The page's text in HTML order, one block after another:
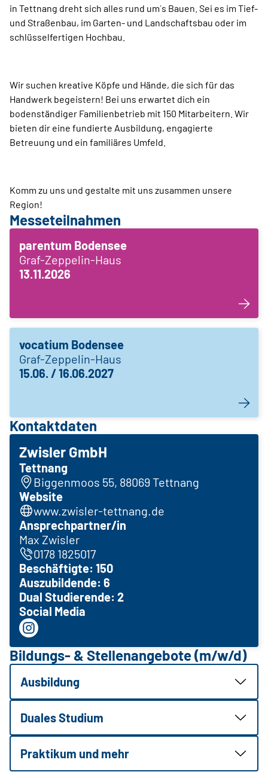
in Tettnang dreht sich alles rund um´s Bauen. Sei es im Tief-
und Straßenbau, im Garten- und Landschaftsbau oder im
schlüsselfertigen Hochbau.
Wir suchen kreative Köpfe und Hände, die sich für das
Handwerk begeistern! Bei uns erwartet dich ein
bodenständiger Familienbetrieb mit 150 Mitarbeitern. Wir
bieten dir eine fundierte Ausbildung, engagierte
Betreuung und ein familiäres Umfeld.
Komm zu uns und gestalte mit uns zusammen unsere
Region!
Messeteilnahmen
parentum Bodensee
Graf-Zeppelin-Haus
13.11.2026
vocatium Bodensee
Graf-Zeppelin-Haus
15.06. / 16.06.2027
Kontaktdaten
Zwisler GmbH
Tettnang
Biggenmoos 55, 88069 Tettnang
Website
www.zwisler-tettnang.de
Ansprechpartner/in
Max Zwisler
0178 1825017
Beschäftigte: 150
Auszubildende: 6
Dual Studierende: 2
Social Media
Bildungs- & Stellenangebote (m/w/d)
Ausbildung
Duales Studium
Praktikum und mehr